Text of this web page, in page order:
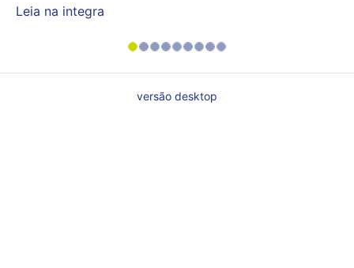
Leia na integra
versão desktop